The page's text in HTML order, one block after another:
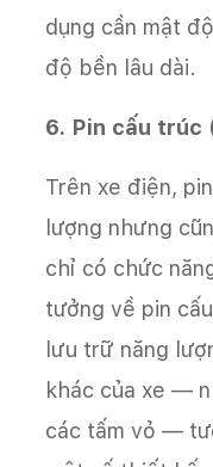
dụng cần mật
độ bền lâu dài.
6. Pin cấu
Trên xe điện,
lượng nhưng
chỉ có chức
tưởng về pin
lưu trữ năng
khác của xe —
các tấm vỏ —